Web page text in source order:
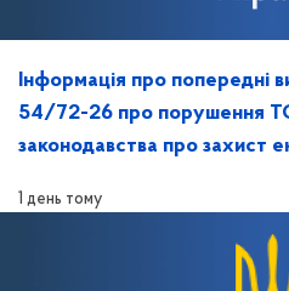
Інформація про попередні
54/72-26 про порушення
законодавства про захист
справи
1 день тому